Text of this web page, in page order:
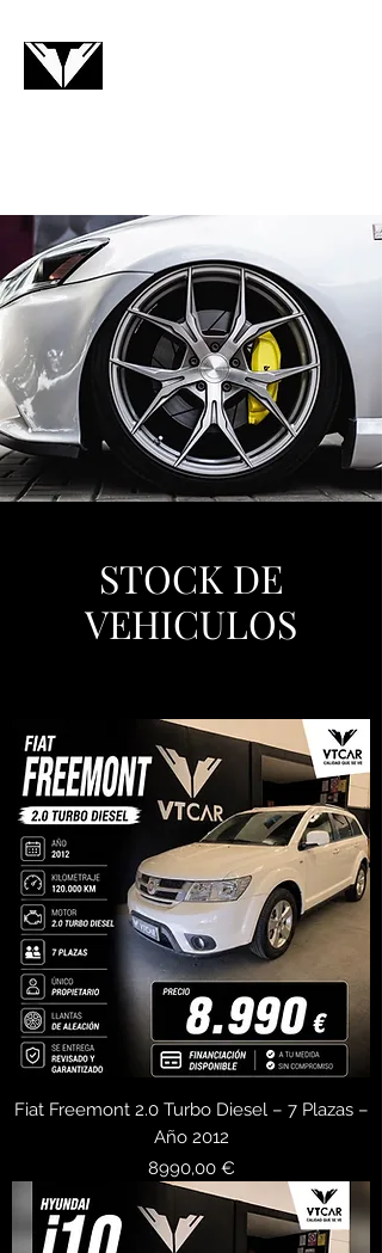
STOCK DE
VEHICULOS
Fiat Freemont 2.0 Turbo Diesel – 7 Plazas –
Año 2012
Precio
8990,00 €